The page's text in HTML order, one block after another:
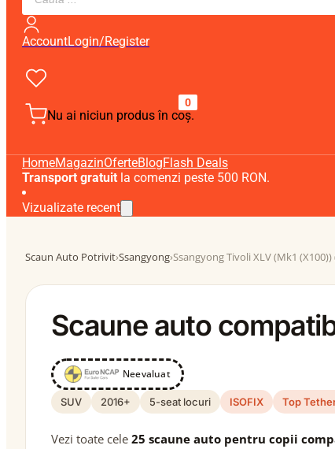
AccountLogin/Register
0
Nu ai niciun produs în coș.
HomeMagazinOferteBlogFlash Deals
Transport gratuit la comenzi peste 500 RON.
Vizualizate recent
Scaun Auto Potrivit›Ssangyong›Ssangyong Tivoli XLV (Mk1 (X100))
Scaune auto
Neevaluat
SUV 2016+ 5-seat locuri ISOFIX Top
Vezi toate cele 25 scaune auto pentru copii